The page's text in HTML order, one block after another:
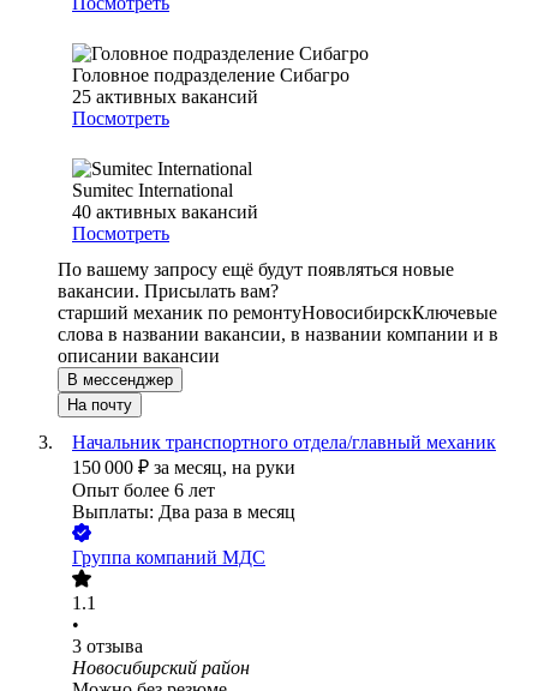
Головное подразделение Сибагро
25 активных вакансий
Посмотреть
Sumitec International
40 активных вакансий
Посмотреть
По вашему запросу ещё будут появляться новые
вакансии. Присылать вам?
старший механик по ремонтуНовосибирскКлючевые
слова в названии вакансии, в названии компании и в
описании вакансии
В мессенджер
На почту
Начальник транспортного отдела/главный механик
150 000 ₽ за месяц, на руки
Опыт более 6 лет
Выплаты: Два раза в месяц
Группа компаний МДС
1.1
•
3 отзыва
Новосибирский район